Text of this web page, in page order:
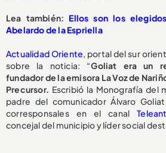
Lea también: Ellos son los
Abelardo de la Espriella
Actualidad Oriente, portal del sur
sobre la noticia: “Goliat era un
fundador de la emisora La Voz de
Precursor. Escribió la Monografía del
padre del comunicador Álvaro
corresponsales en el canal
concejal del municipio y líder social